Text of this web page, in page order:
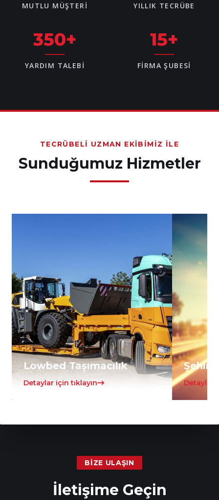
MUTLU MÜŞTERI YILLIK TECRÜBE
350+
YARDIM TALEBI
15+
FIRMA ŞUBESI
TECRÜBELI UZMAN EKIBIMIZ İLE
Sunduğumuz Hizmetler
Lowbed Taşımacılık
Detaylar için tıklayın Detaylar
BIZE ULAŞIN
İletişime Geçin